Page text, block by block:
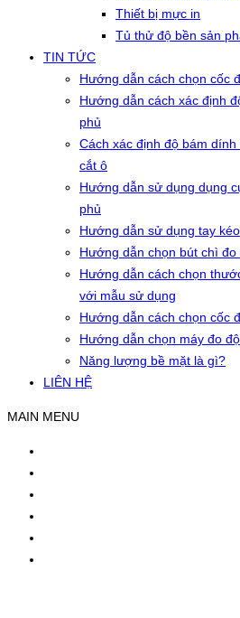
Thiết bị mực in
Tủ thử độ bền sản
TIN TỨC
Hướng dẫn cách chọn cốc
Hướng dẫn cách xác định
phủ
Cách xác định độ bám
cắt ô
Hướng dẫn sử dụng dụng
phủ
Hướng dẫn sử dụng tay
Hướng dẫn chọn bút chì
Hướng dẫn cách chọn
với mẫu sử dụng
Hướng dẫn cách chọn cốc
Hướng dẫn chọn máy đo
Năng lượng bề mặt là gì?
LIÊN HỆ
MAIN MENU